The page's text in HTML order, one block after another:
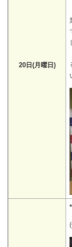
20日(月曜日)